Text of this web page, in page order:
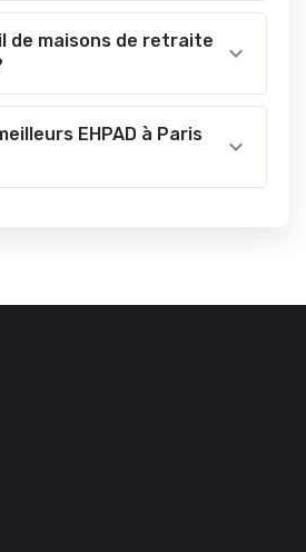
de maisons de retraite
EHPAD à Paris